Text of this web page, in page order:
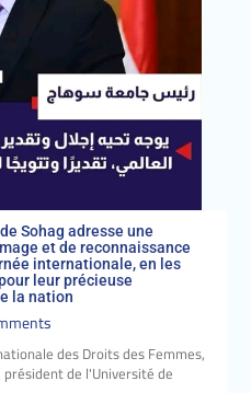
de
Sohag adresse une
et de reconnaissance
internationale, en les
leur précieuse
la nation
des Droits des Femmes,
de l'Université de